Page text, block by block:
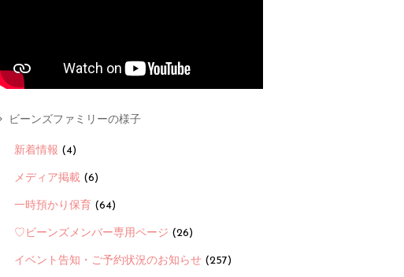
ビーンズファミリーの様子
新着情報 (4)
メディア掲載 (6)
一時預かり保育 (64)
♡ビーンズメンバー専用ページ (26)
イベント告知・ご予約状況のお知らせ (257)